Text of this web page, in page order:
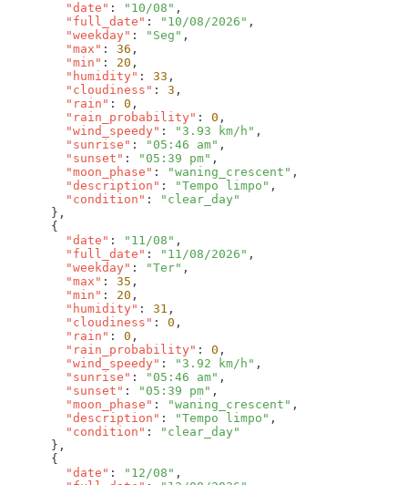
        "date"
: "10/08"
        "full_date"
: "10/08/2026"
        "weekday"
: "Seg"
        "max"
: 36
        "min"
: 20
        "humidity"
: 33
        "cloudiness"
: 3
        "rain"
: 0
        "rain_probability"
: 0
        "wind_speedy"
: "3.93 km/h"
        "sunrise"
: "05:46 am"
        "sunset"
: "05:39 pm"
        "moon_phase"
: "waning_crescent"
        "description"
: "Tempo limpo"
        "condition"
:
        "date"
: "11/08"
        "full_date"
: "11/08/2026"
        "weekday"
: "Ter"
        "max"
: 35
        "min"
: 20
        "humidity"
: 31
        "cloudiness"
: 0
        "rain"
: 0
        "rain_probability"
: 0
        "wind_speedy"
: "3.92 km/h"
        "sunrise"
: "05:46 am"
        "sunset"
: "05:39 pm"
        "moon_phase"
: "waning_crescent"
        "description"
: "Tempo limpo"
        "condition"
:
        "date"
: "12/08"